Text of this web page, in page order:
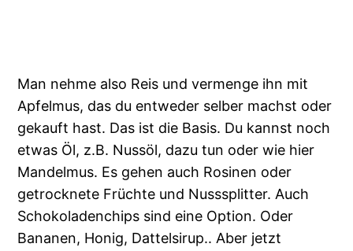
Man nehme also Reis und vermenge ihn mit
Apfelmus, das du entweder selber machst oder
gekauft hast. Das ist die Basis. Du kannst noch
etwas Öl, z.B. Nussöl, dazu tun oder wie hier
Mandelmus. Es gehen auch Rosinen oder
getrocknete Früchte und Nusssplitter. Auch
Schokoladenchips sind eine Option. Oder
Bananen, Honig, Dattelsirup.. Aber jetzt